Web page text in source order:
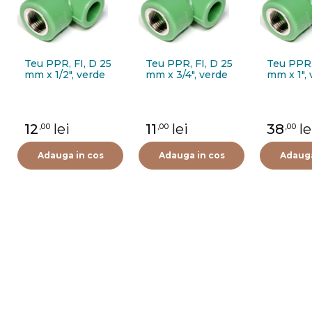
Teu PPR, FI, D 25
mm x 1/2", verde
12 ,00 lei
Adauga in cos
Teu PPR, FI, D 25
mm x 3/4", verde
11 ,00 lei
Adauga in cos
Teu
mm x 1",
38 ,00